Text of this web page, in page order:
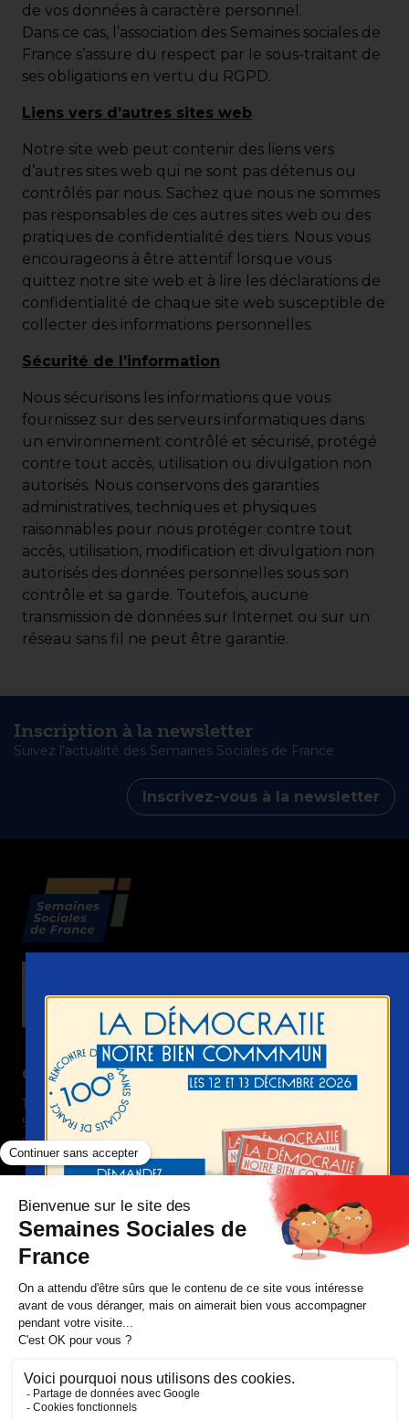
de vos données à caractère personnel.
Dans ce cas, l’association des Semaines sociales de
France s’assure du respect par le sous-traitant de
ses obligations en vertu du RGPD.
Liens vers d’autres sites web
Notre site web peut contenir des liens vers
d’autres sites web qui ne sont pas détenus ou
contrôlés par nous. Sachez que nous ne sommes
pas responsables de ces autres sites web ou des
pratiques de confidentialité des tiers. Nous vous
encourageons à être attentif lorsque vous
quittez notre site web et à lire les déclarations de
confidentialité de chaque site web susceptible de
collecter des informations personnelles.
Sécurité de l’information
Nous sécurisons les informations que vous
fournissez sur des serveurs informatiques dans
un environnement contrôlé et sécurisé, protégé
contre tout accès, utilisation ou divulgation non
autorisés. Nous conservons des garanties
administratives, techniques et physiques
raisonnables pour nous protéger contre tout
accès, utilisation, modification et divulgation non
autorisés des données personnelles sous son
contrôle et sa garde. Toutefois, aucune
transmission de données sur Internet ou sur un
réseau sans fil ne peut être garantie.
Inscription à la newsletter
Suivez l’actualité des Semaines Sociales de France
Inscrivez-vous à la newsletter
Contact
15 boulevard Gabriel Péri
92240 Malakoff France
semaines-sociales @ ssf-fr.org
+33(0) 1 74 31 69 00
Nous suivre
Devenir adhérent
Nous contacter
Faire un don